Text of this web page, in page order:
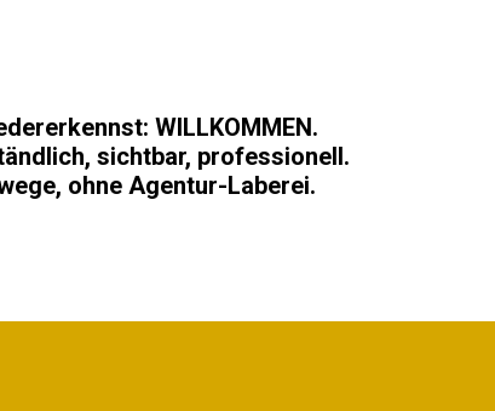
WILLKOMMEN.
sichtbar, professionell.
ohne Agentur-Laberei.